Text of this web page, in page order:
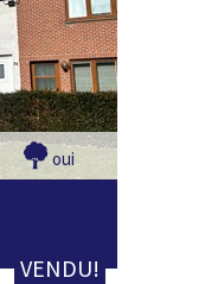
oui
VENDU!